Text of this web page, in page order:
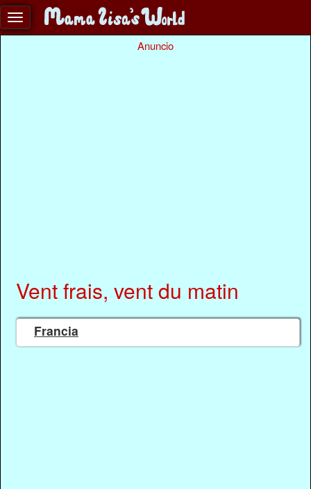
Anuncio
Vent frais, vent du matin
Francia